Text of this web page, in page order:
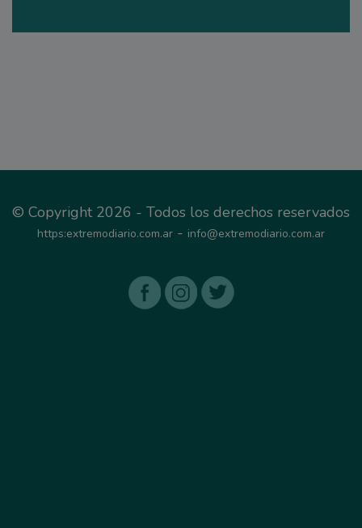
© Copyright 2026 - Todos los derechos reservados
https:extremodiario.com.ar - info@extremodiario.com.ar